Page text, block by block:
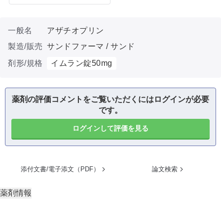
一般名
アザチオプリン
製造/販売 サンドファーマ / サンド
剤形/規格
イムラン錠50mg
薬剤の評価コメントをご覧いただくにはログインが必要
です。
ログインして評価を見る
添付文書/電子添文（PDF） 論文検索
薬剤情報